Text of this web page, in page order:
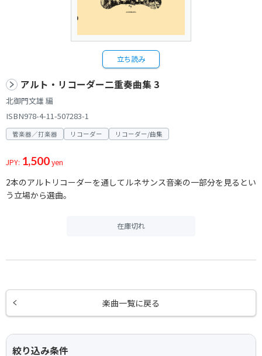
立ち読み
アルト・リコーダー二重奏曲集 3
北御門文雄 編
ISBN978-4-11-507283-1
管楽器／打楽器 リコーダー リコーダー/曲集
JPY: 1,500yen
2本のアルトリコーダーを通してルネサンス音楽の一部分を見るとい
う立場から選曲。
在庫切れ
楽曲一覧に戻る
絞り込み条件